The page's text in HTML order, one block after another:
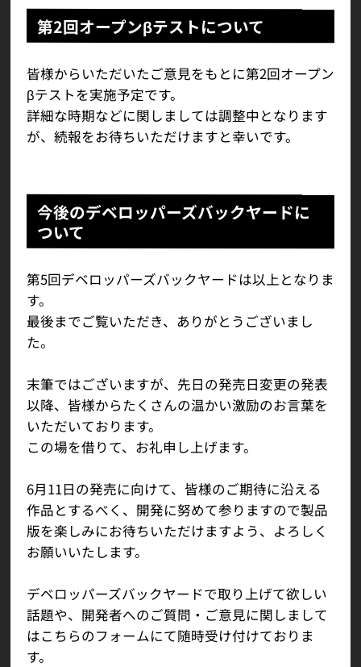
第2回オープンβテストについて
皆様からいただいたご意見をもとに第2回オープン
βテストを実施予定です。
詳細な時期などに関しましては調整中となります
が、続報をお待ちいただけますと幸いです。
今後のデベロッパーズバックヤードに
ついて
第5回デベロッパーズバックヤードは以上となりま
す。
最後までご覧いただき、ありがとうございまし
た。
末筆ではございますが、先日の発売日変更の発表
以降、皆様からたくさんの温かい激励のお言葉を
いただいております。
この場を借りて、お礼申し上げます。
6月11日の発売に向けて、皆様のご期待に沿える
作品とするべく、開発に努めて参りますので製品
版を楽しみにお待ちいただけますよう、よろしく
お願いいたします。
デベロッパーズバックヤードで取り上げて欲しい
話題や、開発者へのご質問・ご意見に関しまして
はこちらのフォームにて随時受け付けておりま
す。